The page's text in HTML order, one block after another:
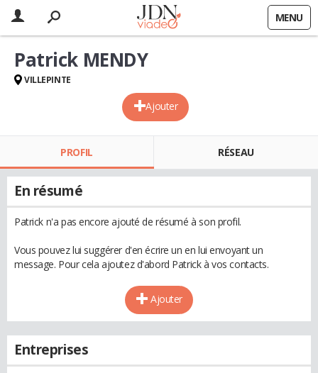
MENU
Ajouter
Patrick MENDY
VILLEPINTE
PROFIL RÉSEAU
En résumé
Patrick n'a pas encore ajouté de résumé à son profil.
Vous pouvez lui suggérer d'en écrire un en lui envoyant un
message. Pour cela ajoutez d'abord Patrick à vos contacts.
Ajouter
Entreprises